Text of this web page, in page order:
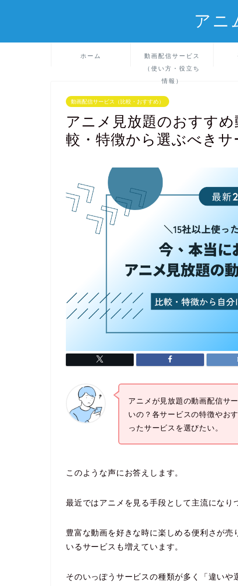
ア
ホーム
動画配信サービス
（使い方・役立ち
情報）
動画配信サービス（比較・おすすめ）
アニメ見放題のおすす
較・特徴から選ぶべきサ
アニメが見放題の動画配信サ
いの？各サービスの特徴やお
ったサービスを選びたい。
このような声にお答えします。
最近ではアニメを見る手段として主流になり
豊富な動画を好きな時に楽しめる便利さが
いるサービスも増えています。
そのいっぽうサービスの種類が多く「違い